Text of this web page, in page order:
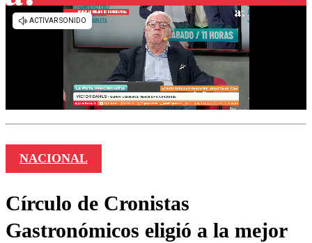
NACIONAL
Círculo de Cronistas
Gastronómicos eligió a la mejor